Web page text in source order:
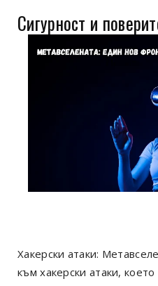
Сигурност и
Хакерски атаки:
към хакерски атаки,